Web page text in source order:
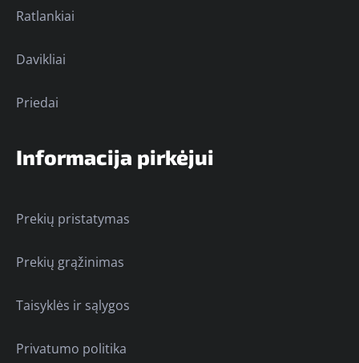
Ratlankiai
Davikliai
Priedai
Informacija pirkėjui
Prekių pristatymas
Prekių grąžinimas
Taisyklės ir sąlygos
Privatumo politika